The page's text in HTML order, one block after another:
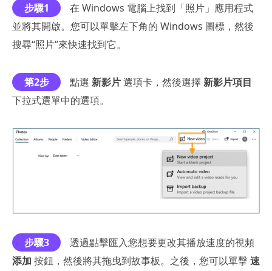
步驟1
在 Windows 電腦上找到「照片」應用程式
並將其開啟。您可以單擊左下角的 Windows 圖標，然後
搜尋“照片”來快速找到它。
第2步 點選 新影片選項卡，然後選擇新影片項目
下拉式選單中的選項。
步驟3
透過點擊匯入您想要更改其播放速度的視頻
添加 按鈕，然後將其拖曳到故事板。之後，您可以單擊速